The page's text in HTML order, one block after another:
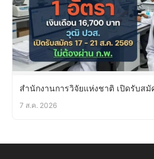
สำนักงานการวิจัยแห่งชาติ เปิดรับสมั
7 ส.ค. 2026